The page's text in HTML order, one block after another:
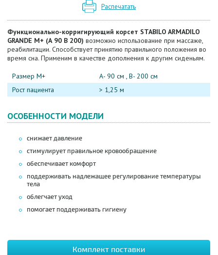
Распечатать
Функционально-корригирующий корсет STABILO ARMADILO
GRANDE M+ (А 90 В 200) возможно использование при массаже,
реабилитации. Способствует принятию правильного положения во
время сна. Применим в качестве дополнения к другим сиденьям.
Размер М+
А- 90 см , В- 200 см
Рост пациента
> 1,25 м
ОСОБЕННОСТИ МОДЕЛИ
снижает давление
стимулирует правильное кровообращение
обеспечивает комфорт
поддерживать надлежащее регулирование температуры
тела
облегчает уход
помогает поддерживать гигиену
Комплект поставки